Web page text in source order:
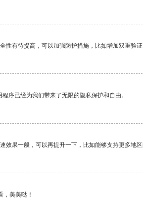
性有待提高，可以加强防护措施，比如增加双重验
序已经为我们带来了无限的隐私保护和自由。
效果一般，可以再提升一下，比如能够支持更多地
，美美哒！